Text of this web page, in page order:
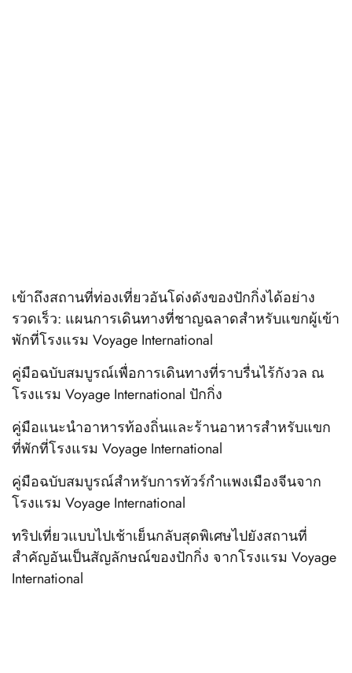
เข้าถึงสถานที่ท่องเที่ยวอันโด่งดังของปักกิ่งได้อย่าง
รวดเร็ว: แผนการเดินทางที่ชาญฉลาดสำหรับแขกผู้เข้า
พักที่โรงแรม Voyage International
คู่มือฉบับสมบูรณ์เพื่อการเดินทางที่ราบรื่นไร้กังวล ณ
โรงแรม Voyage International ปักกิ่ง
คู่มือแนะนำอาหารท้องถิ่นและร้านอาหารสำหรับแขก
ที่พักที่โรงแรม Voyage International
คู่มือฉบับสมบูรณ์สำหรับการทัวร์กำแพงเมืองจีนจาก
โรงแรม Voyage International
ทริปเที่ยวแบบไปเช้าเย็นกลับสุดพิเศษไปยังสถานที่
สำคัญอันเป็นสัญลักษณ์ของปักกิ่ง จากโรงแรม Voyage
International